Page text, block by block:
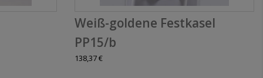
Weiß-goldene Festkasel
PP15/b
138,37 €